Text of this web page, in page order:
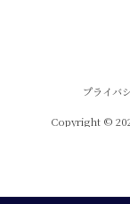
プライバ
Copyright ©